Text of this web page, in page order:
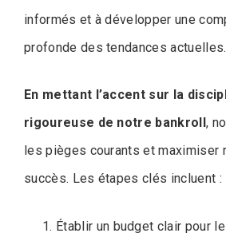
informés et à développer une
profonde des tendances actuelles.
En mettant l’accent sur la
rigoureuse de notre bankroll,
les pièges courants et maximiser
succès. Les étapes clés incluent :
Établir un budget clair pour